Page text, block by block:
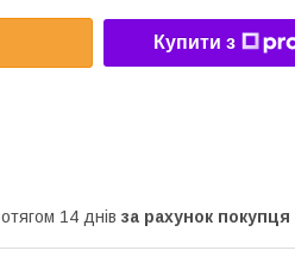
Купити з
14 днів за рахунок покупця